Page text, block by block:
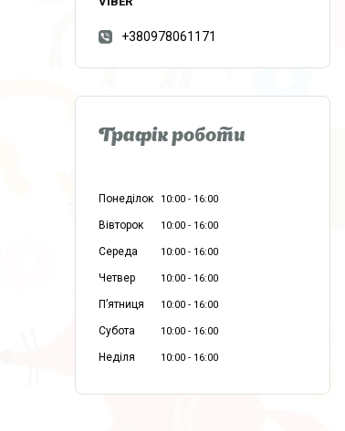
+380978061171
Графік роботи
Понеділок 10:00 16:00
Вівторок 10:00 16:00
Середа 10:00 16:00
Четвер 10:00 16:00
Пʼятниця 10:00 16:00
Субота 10:00 16:00
Неділя 10:00 16:00